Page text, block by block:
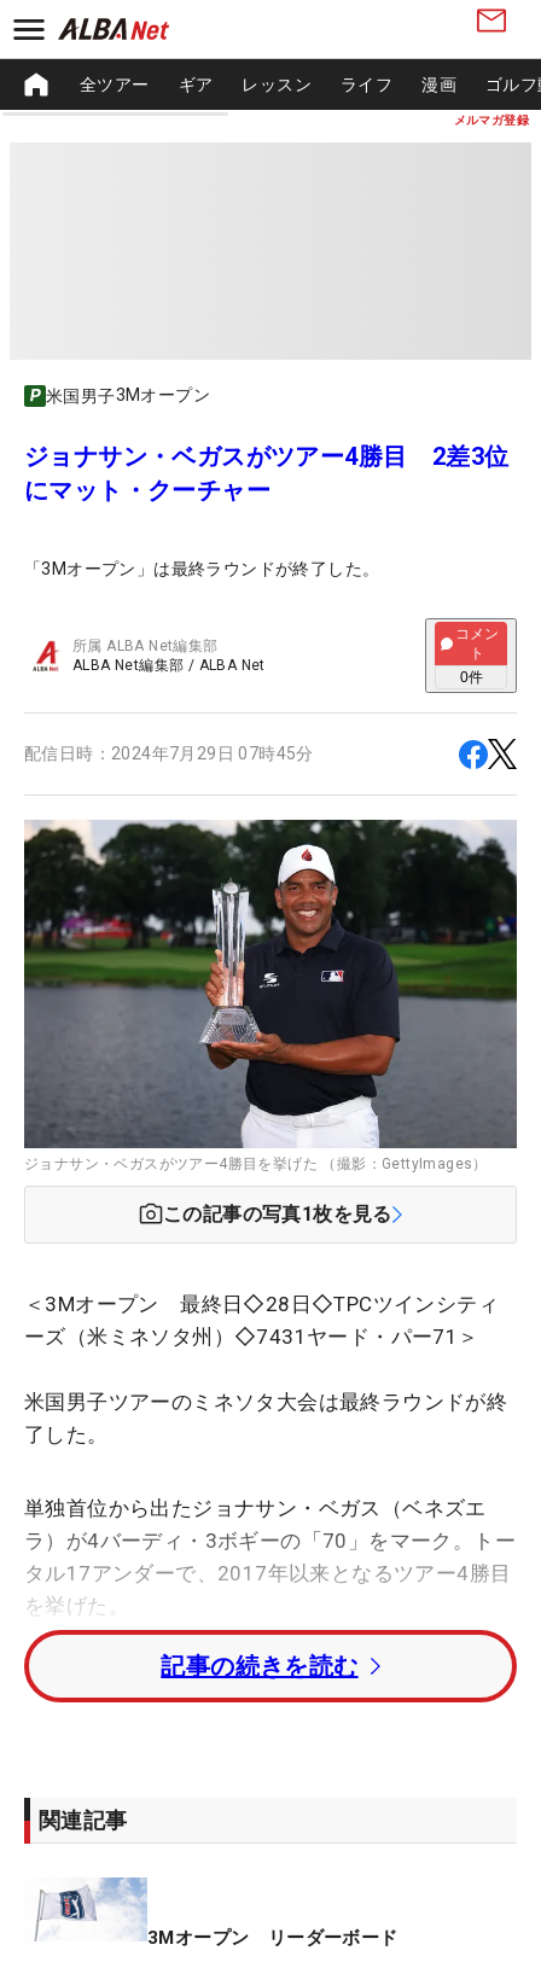
メルマガ登録
全ツアー ギア レッスン ライフ 漫画 ゴル
米国男子3Mオープン
ジョナサン・ベガスがツアー4勝目 2差3位
にマット・クーチャー
「3Mオープン」は最終ラウンドが終了した。
所属ALBA Net編集部
ALBA Net編集部 / ALBA Net
コメン
ト
0件
配信日時： 2024年7月29日 07時45分
ジョナサン・ベガスがツアー4勝目を挙げた （撮影：GettyImages）
この記事の写真1枚を見る
＜3Mオープン 最終日◇28日◇TPCツインシティ
ーズ（米ミネソタ州）◇7431ヤード・パー71＞
米国男子ツアーのミネソタ大会は最終ラウンドが終
了した。
単独首位から出たジョナサン・ベガス（ベネズエ
ラ）が4バーディ・3ボギーの「70」をマーク。トー
タル17アンダーで、2017年以来となるツアー4勝目
を挙げた。
1打差の2位にマックス・グレイザーマン、2打差の3
位タイにマット・クーチャー、マーベリック・マク
日本勢からは唯一、久常涼が出場したが、予選落ち
を喫している。
記事の続きを読む
関連記事
3Mオープン リーダーボード